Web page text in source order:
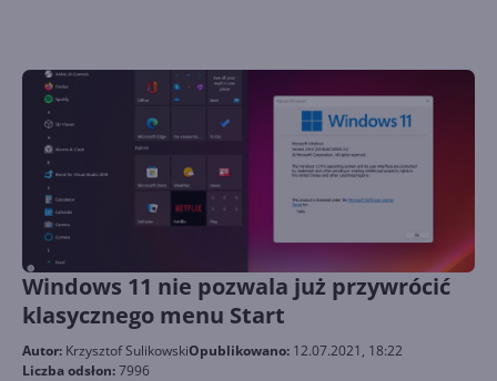
Windows 11 nie pozwala już przywrócić
klasycznego menu Start
Autor: Krzysztof SulikowskiOpublikowano: 12.07.2021, 18:22
Liczba odsłon:7996